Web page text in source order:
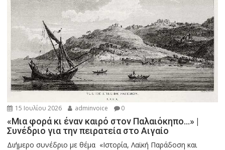
15 Ιουλίου 2026 adminvoice 0
«Μια φορά κι έναν καιρό στον Παλαιόκηπο…» |
Συνέδριο για την πειρατεία στο Αιγαίο
Διήμερο συνέδριο με θέμα «Ιστορία, Λαϊκή Παράδοση και